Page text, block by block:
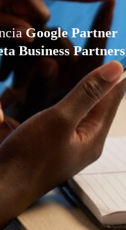
Google Partner
Business Partners